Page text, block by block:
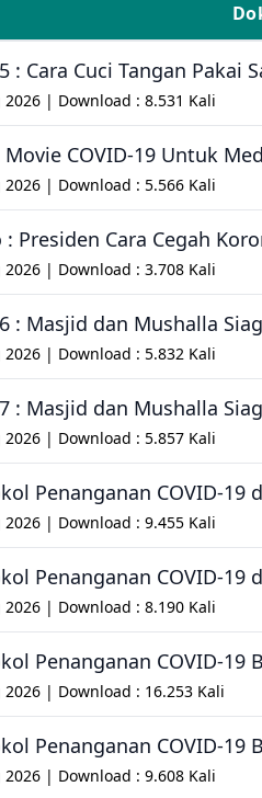
: Cara Cuci Tangan Pakai
2026 | Download : 8.531 Kali
COVID-19 Untuk
2026 | Download : 5.566 Kali
: Presiden Cara Cegah
2026 | Download : 3.708 Kali
: Masjid dan Mushalla
2026 | Download : 5.832 Kali
: Masjid dan Mushalla
2026 | Download : 5.857 Kali
Penanganan COVID-19
2026 | Download : 9.455 Kali
Penanganan COVID-
2026 | Download : 8.190 Kali
Penanganan COVID-19
2026 | Download : 16.253 Kali
Penanganan COVID-19
2026 | Download : 9.608 Kali